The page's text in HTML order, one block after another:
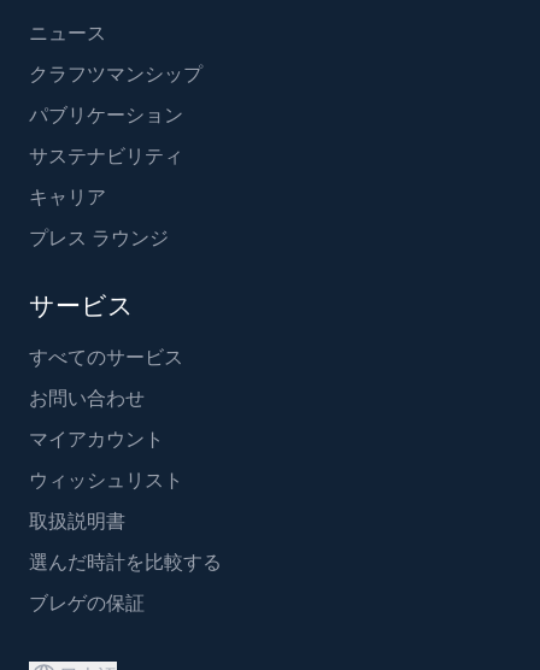
ニュース
クラフツマンシップ
パブリケーション
サステナビリティ
キャリア
プレス ラウンジ
サービス
すべてのサービス
お問い合わせ
マイアカウント
ウィッシュリスト
取扱説明書
選んだ時計を比較する
ブレゲの保証